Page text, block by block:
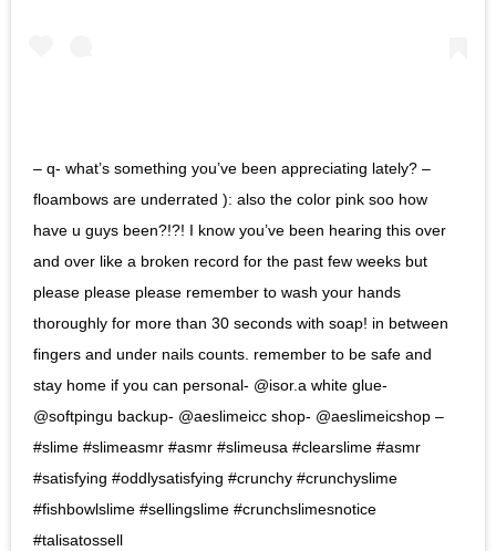
– q- what’s something you’ve been appreciating lately? –
floambows are underrated ): also the color pink soo how
have u guys been?!?! I know you’ve been hearing this over
and over like a broken record for the past few weeks but
please please please remember to wash your hands
thoroughly for more than 30 seconds with soap! in between
fingers and under nails counts. remember to be safe and
stay home if you can personal- @isor.a white glue-
@softpingu backup- @aeslimeicc shop- @aeslimeicshop –
#slime #slimeasmr #asmr #slimeusa #clearslime #asmr
#satisfying #oddlysatisfying #crunchy #crunchyslime
#fishbowlslime #sellingslime #crunchslimesnotice
#talisatossell